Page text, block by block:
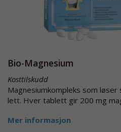
Bio-Magnesium
Kosttilskudd
Magnesiumkompleks som
lett. Hver tablett gir 200 mg
Mer informasjon